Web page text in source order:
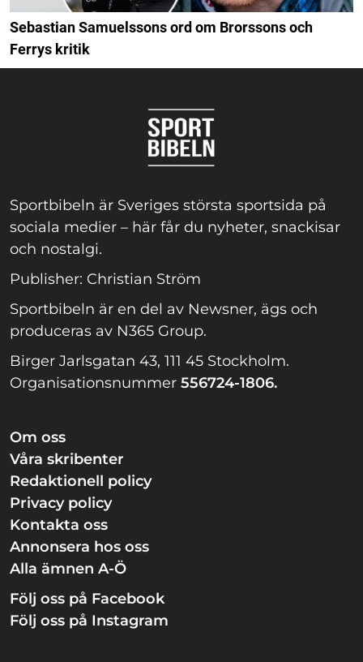
Sebastian Samuelssons ord om Brorssons och
Ferrys kritik
Sportbibeln är Sveriges största sportsida på
sociala medier – här får du nyheter, snackisar
och nostalgi.
Publisher: Christian Ström
Sportbibeln är en del av Newsner, ägs och
produceras av N365 Group.
Birger Jarlsgatan 43, 111 45 Stockholm.
Organisationsnummer 556724-1806.
Om oss
Våra skribenter
Redaktionell policy
Privacy policy
Kontakta oss
Annonsera hos oss
Alla ämnen A-Ö
Följ oss på Facebook
Följ oss på Instagram